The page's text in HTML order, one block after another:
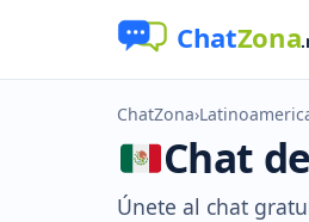
ChatZona›
Chat
Únete al chat